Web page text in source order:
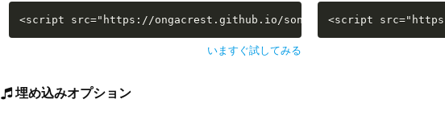
<script src="https://ongacrest.github.io/songle-widget-api-
いますぐ試してみる
<script
埋め込みオプション